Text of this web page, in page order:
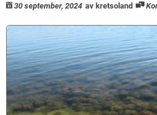
30 september, 2024 av kretsoland